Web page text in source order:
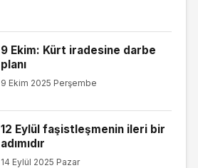
9 Ekim: Kürt iradesine darbe
planı
9 Ekim 2025 Perşembe
12 Eylül faşistleşmenin ileri bir
adımıdır
14 Eylül 2025 Pazar